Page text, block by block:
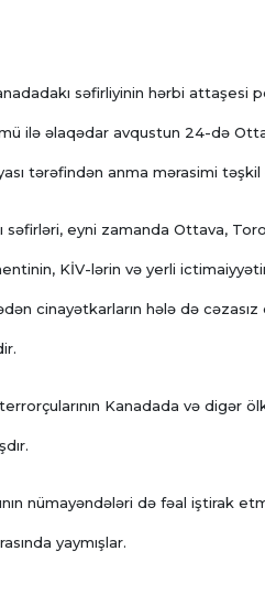
səfirliyinin hərbi attaşesi
ilə əlaqədar avqustun 24-də
tərəfindən anma mərasimi
səfirləri, eyni zamanda Ottava,
KİV-lərin və yerli
cinayətkarların hələ də cəzasız
Kanadada və digər
nümayəndələri də fəal iştirak
yaymışlar.